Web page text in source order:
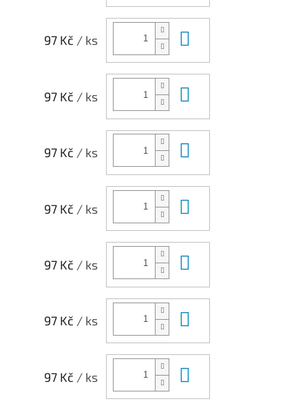
97 Kč / ks
97 Kč / ks
97 Kč / ks
97 Kč / ks
97 Kč / ks
97 Kč / ks
97 Kč / ks